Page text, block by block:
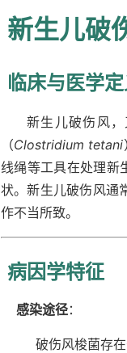
新生儿破
临床与医学定
新生儿破伤风
（Clostridium tetani
线绳等工具在处理新
状。新生儿破伤风通
作不当所致。
病因学特征
感染途径：
破伤风梭菌存